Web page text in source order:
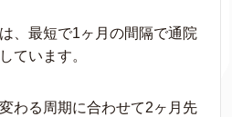
、最短で1ヶ月の間隔で通院
ています。
わる周期に合わせて2ヶ月先